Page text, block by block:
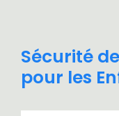
Sécurité
pour les